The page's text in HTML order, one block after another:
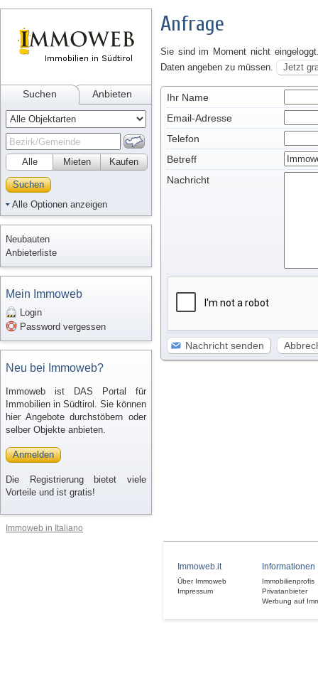
Suchen Anbieten
Alle Kaufen
Mieten
Suchen
Alle Optionen anzeigen
Neubauten
Anbieterliste
Mein Immoweb
Login
Password vergessen
Neu bei Immoweb?
Immoweb ist DAS Portal für
Immobilien in Südtirol. Sie können
hier Angebote durchstöbern oder
selber Objekte anbieten.
Anmelden
Die Registrierung bietet viele
Vorteile und ist gratis!
Immoweb in Italiano
Anfrage
Sie sind im Moment nicht
Daten angeben zu müssen.
Jetzt
Ihr Name
Email-Adresse
Telefon
Betreff
Nachricht
Nachricht senden
Immoweb.it
Über Immoweb
Impressum
Informationen
Immobilienprofis
Privatanbieter
Werbung auf